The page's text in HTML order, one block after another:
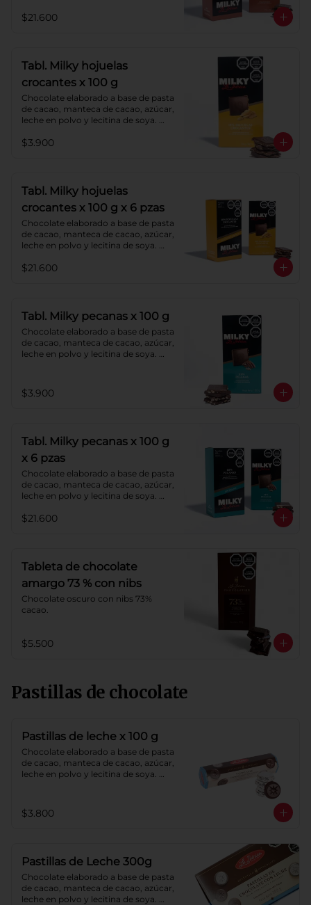
cacao: 40%.
$21.600
Tabl. Milky hojuelas
crocantes x 100 g
Chocolate elaborado a base de pasta
de cacao, manteca de cacao, azúcar,
leche en polvo y lecitina de soya.
Porcentaje de cacao: 40%.
$3.900
Tabl. Milky hojuelas
crocantes x 100 g x 6 pzas
Chocolate elaborado a base de pasta
de cacao, manteca de cacao, azúcar,
leche en polvo y lecitina de soya.
Porcentaje de cacao: 40%.
$21.600
Tabl. Milky pecanas x 100 g
Chocolate elaborado a base de pasta
de cacao, manteca de cacao, azúcar,
leche en polvo y lecitina de soya.
$3.900
Tabl. Milky pecanas x 100 g
x 6 pzas
Chocolate elaborado a base de pasta
de cacao, manteca de cacao, azúcar,
leche en polvo y lecitina de soya.
cacao: 40%.
$21.600
Tableta de chocolate
amargo 73 % con nibs
Chocolate oscuro con nibs 73%
cacao.
$5.500
Pastillas de chocolate
Pastillas de leche x 100 g
Chocolate elaborado a base de pasta
de cacao, manteca de cacao, azúcar,
leche en polvo y lecitina de soya.
$3.800
Pastillas de Leche 300g
Chocolate elaborado a base de pasta
de cacao, manteca de cacao, azúcar,
leche en polvo y lecitina de soya.